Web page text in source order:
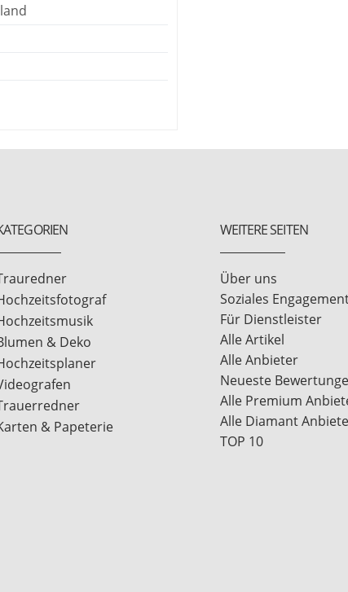
& Deko
& Papeterie
WEITERE SEITEN
Über uns
Soziales
Für Dienstleister
Alle Artikel
Alle Anbieter
Neueste
Alle Premium
Alle Diamant
TOP 10